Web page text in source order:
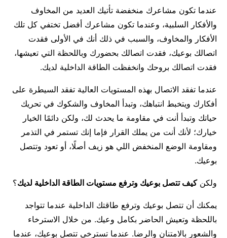
عندما تكون مشاعرك منخفضة تأتيك العديد من المخاوف
والأفكار السلبية، وعندما تكون مشاعرك أفضل تختفي كل تلك
الأفكار والمخاوف، والسبب في ذلك أنك في الأولى فقدت
اتصالك بوعيك، فقدت اتصالك بحضورك وباللحظة التي تعيشها،
فقدت اتصالك بروحك وانخفظت الطاقة الداخلية لديك.
عندما تفقد الاتصال بهذه المستويات العالية تفقد السيطرة على
أفكارك ويتخبط انتباهك، وتبدأ المخاوف والشكوك في تحريك
حياتك وتبدأ أنت في مقاومة ما يحدث لك، ولكن دائمًا الخيار
خيارك؛ لأنك أنت من يملك القرار فإما إنك تستمر في التذمر
ومقاومة الوضع المنخفض اللي هو زيف أصلًا، أو تعود وتتصل
بوعيك.
ولكنكيف تتصل بوعيك وترفع مستويات الطاقة الداخلية لديك؟
يمكنك أن تتصل بوعيك وترفع طاقتك الداخلية عندما تتواجد
باللحظة وتعيش الحاضر بكامل وعيك. من خلال الاسترخاء
والشعور بالامتنان والرضا. عندما تسترخي تتصل بوعيك، عندما